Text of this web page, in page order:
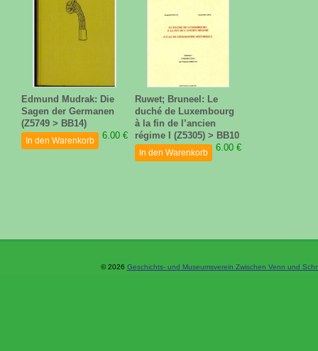
Edmund Mudrak: Die
Sagen der Germanen
(Z5749 > BB14)
6.00 €
In den Warenkorb
Ruwet; Bruneel: Le
duché de Luxembourg
à la fin de l’ancien
régime I (Z5305) > BB10
6.00 €
In den Warenkorb
© 2026 Geschichts- und Museumsverein Zwischen Venn und